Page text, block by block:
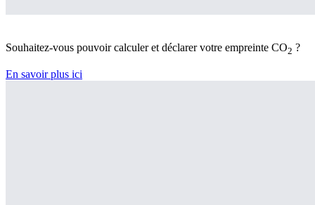
Souhaitez-vous pouvoir calculer et déclarer votre empreinte CO2 ?
En savoir plus ici